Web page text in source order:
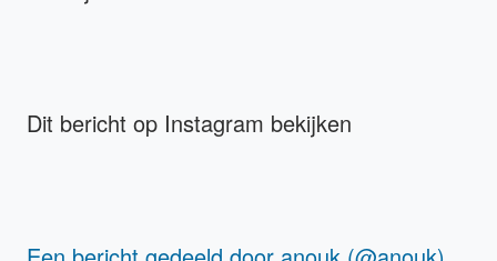
Dit bericht op Instagram bekijken